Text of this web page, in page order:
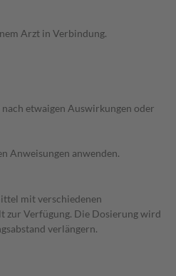
Arzt in Verbindung.
etwaigen Auswirkungen oder
Anweisungen anwenden.
mit verschiedenen
zur Verfügung. Die Dosierung wird
verlängern.